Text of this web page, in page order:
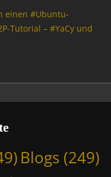
einen #Ubuntu-
Tutorial – #YaCy und
Blogs(249)